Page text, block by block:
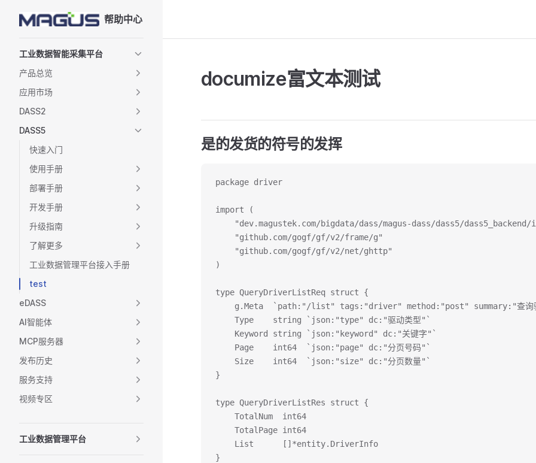
Skip to content 帮助中心
工业数据智能采集平台
产品总览
应用市场
DASS2
DASS5
快速入门
使用手册
部署手册
开发手册
升级指南
了解更多
工业数据管理平台接入手册
test
eDASS
AI智能体
MCP服务器
发布历史
服务支持
视频专区
工业数据管理平台
documize富文本测试
是的发货的符号的发挥
package driver
import (
"dev.magustek.com/bigdata/dass/magus-dass/dass5/dass5_backend/
	"github.com/gogf/gf/v2/frame/g"
	"github.com/gogf/gf/v2/net/ghttp"
)
type QueryDriverListReq struct {
g.Meta  `path:"/list" tags:"driver" method:"post" summary:"查询
	Type    string `json:"type" dc:"驱动类型"`
	Keyword string `json:"keyword" dc:"关键字"`
	Page    int64  `json:"page" dc:"分页号码"`
	Size    int64  `json:"size" dc:"分页数量"`
}
type QueryDriverListRes struct {
	TotalNum  int64
	TotalPage int64
	List      []*entity.DriverInfo
}